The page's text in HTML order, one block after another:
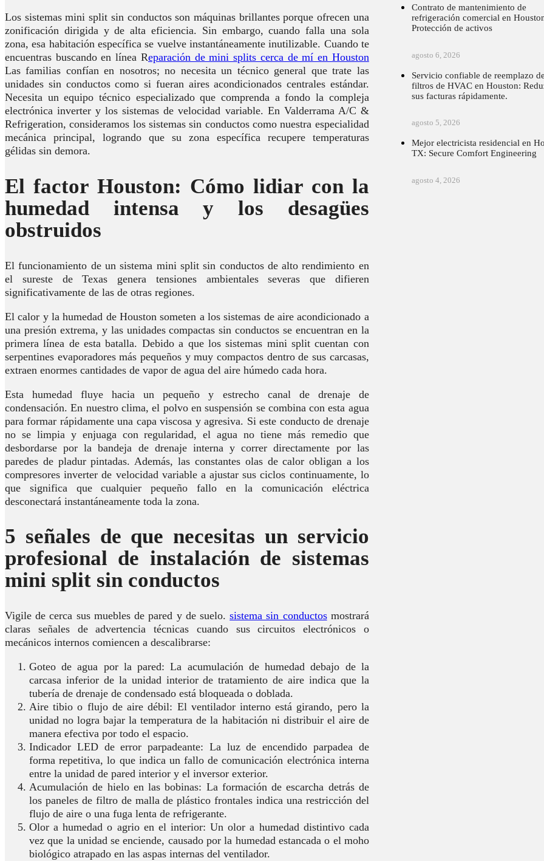
Los sistemas mini split sin conductos son máquinas brillantes porque ofrecen una
zonificación dirigida y de alta eficiencia. Sin embargo, cuando falla una sola
zona, esa habitación específica se vuelve instantáneamente inutilizable. Cuando te
encuentras buscando en línea Reparación de mini splits cerca de mí en Houston
Las familias confían en nosotros; no necesita un técnico general que trate las
unidades sin conductos como si fueran aires acondicionados centrales estándar.
Necesita un equipo técnico especializado que comprenda a fondo la compleja
electrónica inverter y los sistemas de velocidad variable. En Valderrama A/C &
Refrigeration, consideramos los sistemas sin conductos como nuestra especialidad
mecánica principal, logrando que su zona específica recupere temperaturas
gélidas sin demora.
El factor Houston: Cómo lidiar con la
humedad intensa y los desagües
obstruidos
El funcionamiento de un sistema mini split sin conductos de alto rendimiento en
el sureste de Texas genera tensiones ambientales severas que difieren
significativamente de las de otras regiones.
El calor y la humedad de Houston someten a los sistemas de aire acondicionado a
una presión extrema, y ​​las unidades compactas sin conductos se encuentran en la
primera línea de esta batalla. Debido a que los sistemas mini split cuentan con
serpentines evaporadores más pequeños y muy compactos dentro de sus carcasas,
extraen enormes cantidades de vapor de agua del aire húmedo cada hora.
Esta humedad fluye hacia un pequeño y estrecho canal de drenaje de
condensación. En nuestro clima, el polvo en suspensión se combina con esta agua
para formar rápidamente una capa viscosa y agresiva. Si este conducto de drenaje
no se limpia y enjuaga con regularidad, el agua no tiene más remedio que
desbordarse por la bandeja de drenaje interna y correr directamente por las
paredes de pladur pintadas. Además, las constantes olas de calor obligan a los
compresores inverter de velocidad variable a ajustar sus ciclos continuamente, lo
que significa que cualquier pequeño fallo en la comunicación eléctrica
desconectará instantáneamente toda la zona.
5 señales de que necesitas un servicio
profesional de instalación de sistemas
mini split sin conductos
Vigile de cerca sus muebles de pared y de suelo.sistema sin conductosmostrará
claras señales de advertencia técnicas cuando sus circuitos electrónicos o
mecánicos internos comiencen a descalibrarse:
Goteo de agua por la pared: La acumulación de humedad debajo de la
carcasa inferior de la unidad interior de tratamiento de aire indica que la
tubería de drenaje de condensado está bloqueada o doblada.
Aire tibio o flujo de aire débil: El ventilador interno está girando, pero la
unidad no logra bajar la temperatura de la habitación ni distribuir el aire de
manera efectiva por todo el espacio.
Indicador LED de error parpadeante: La luz de encendido parpadea de
forma repetitiva, lo que indica un fallo de comunicación electrónica interna
entre la unidad de pared interior y el inversor exterior.
Acumulación de hielo en las bobinas: La formación de escarcha detrás de
los paneles de filtro de malla de plástico frontales indica una restricción del
flujo de aire o una fuga lenta de refrigerante.
Olor a humedad o agrio en el interior: Un olor a humedad distintivo cada
vez que la unidad se enciende, causado por la humedad estancada o el moho
biológico atrapado en las aspas internas del ventilador.
Contrato de mantenimiento de
refrigeración comercial en
Protección de activos
agosto 6, 2026
Servicio confiable de reemplazo de
filtros de HVAC en Houston:
sus facturas rápidamente.
agosto 5, 2026
Mejor electricista residencial en
TX: Secure Comfort Engineering
agosto 4, 2026